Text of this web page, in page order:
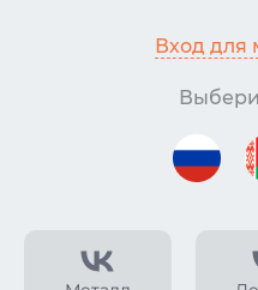
Вход для